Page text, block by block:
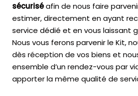
sécuriséafin de nous faire
estimer, directement en ayant
service dédié et en vous laissant
Nous vous ferons parvenir le Kit,
dès réception de vos biens et
ensemble d’un rendez-vous par
apporter la même qualité de